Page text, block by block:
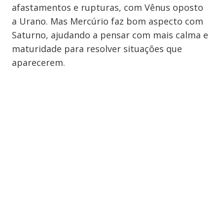
afastamentos e rupturas, com Vênus oposto
a Urano. Mas Mercúrio faz bom aspecto com
Saturno, ajudando a pensar com mais calma e
maturidade para resolver situações que
aparecerem.